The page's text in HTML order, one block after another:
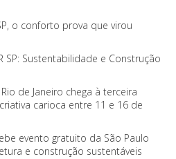
o conforto prova que virou
SP: Sustentabilidade e Construção
de Janeiro chega à terceira
carioca entre 11 e 16 de
evento gratuito da São Paulo
e construção sustentáveis